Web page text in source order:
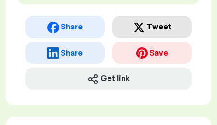
Share Tweet
Share Save
Get link